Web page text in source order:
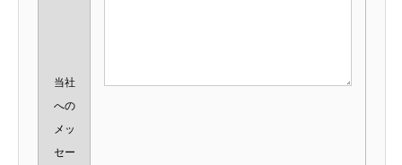
当社
への
メッ
セー